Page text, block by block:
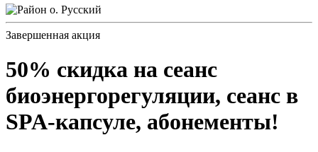
о. Русский
Завершенная акция
50% скидка на сеанс
биоэнергорегуляции, сеанс в
SPA-капсуле, абонементы!